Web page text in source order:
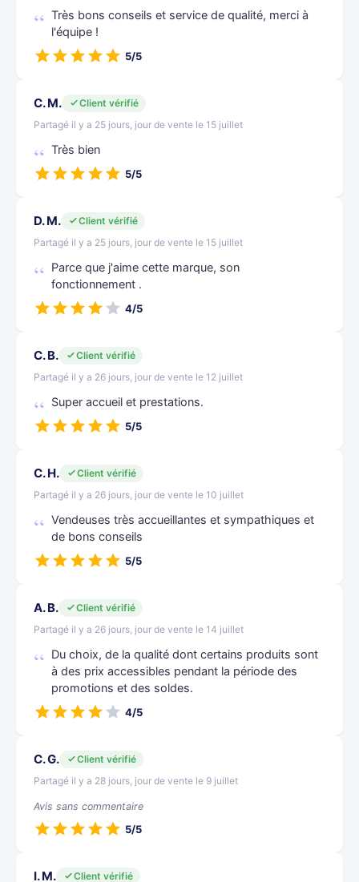
Très bons conseils et service de qualité, merci à
l'équipe !
5/5
C. M.
Client vérifié
Partagé il y a 25 jours, jour de vente le 15 juillet
Très bien
5/5
D. M.
Client vérifié
Partagé il y a 25 jours, jour de vente le 15 juillet
Parce que j'aime cette marque, son
fonctionnement .
4/5
C. B.
Client vérifié
Partagé il y a 26 jours, jour de vente le 12 juillet
Super accueil et prestations.
5/5
C. H.
Client vérifié
Partagé il y a 26 jours, jour de vente le 10 juillet
Vendeuses très accueillantes et sympathiques et
de bons conseils
5/5
A. B.
Client vérifié
Partagé il y a 26 jours, jour de vente le 14 juillet
Du choix, de la qualité dont certains produits sont
à des prix accessibles pendant la période des
promotions et des soldes.
4/5
C. G.
Client vérifié
Partagé il y a 28 jours, jour de vente le 9 juillet
Avis sans commentaire
5/5
I. M.
Client vérifié